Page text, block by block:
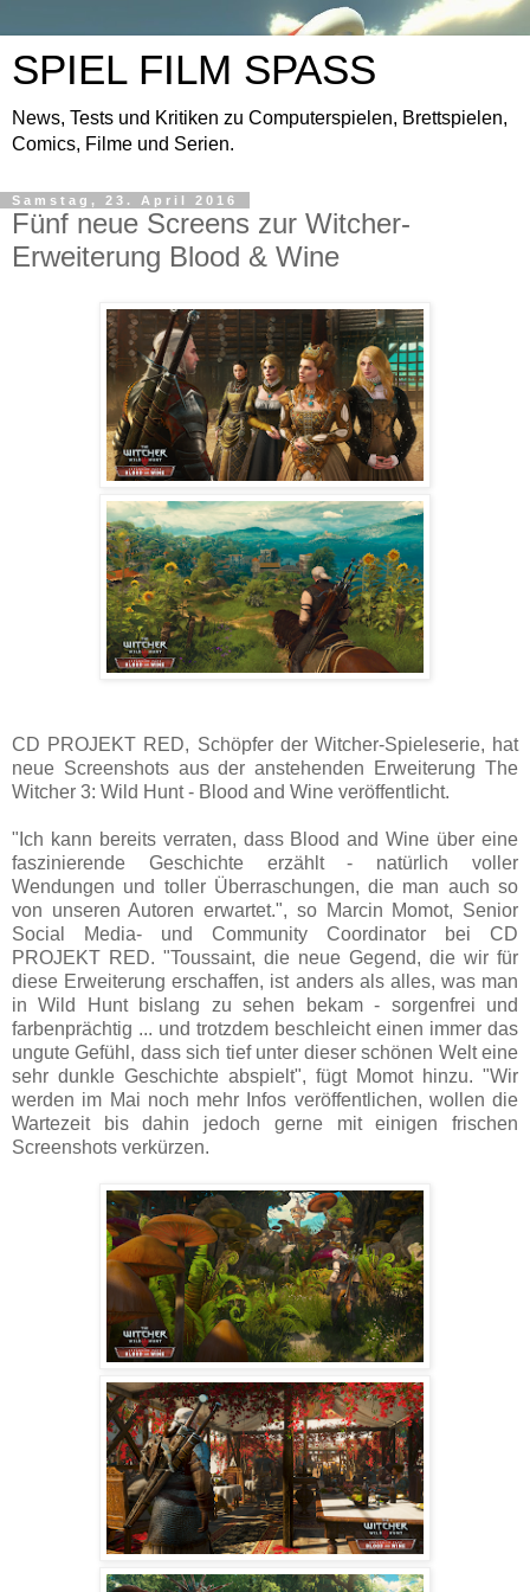
SPIEL FILM SPASS
News, Tests und Kritiken zu Computerspielen, Brettspielen,
Comics, Filme und Serien.
Samstag, 23. April 2016
Fünf neue Screens zur Witcher-
Erweiterung Blood & Wine
CD PROJEKT RED, Schöpfer der Witcher-Spieleserie, hat
neue Screenshots aus der anstehenden Erweiterung The
Witcher 3: Wild Hunt - Blood and Wine veröffentlicht.
"Ich kann bereits verraten, dass Blood and Wine über eine
faszinierende Geschichte erzählt - natürlich voller
Wendungen und toller Überraschungen, die man auch so
von unseren Autoren erwartet.", so Marcin Momot, Senior
Social Media- und Community Coordinator bei CD
PROJEKT RED. "Toussaint, die neue Gegend, die wir für
diese Erweiterung erschaffen, ist anders als alles, was man
in Wild Hunt bislang zu sehen bekam - sorgenfrei und
farbenprächtig ... und trotzdem beschleicht einen immer das
ungute Gefühl, dass sich tief unter dieser schönen Welt eine
sehr dunkle Geschichte abspielt", fügt Momot hinzu. "Wir
werden im Mai noch mehr Infos veröffentlichen, wollen die
Wartezeit bis dahin jedoch gerne mit einigen frischen
Screenshots verkürzen.